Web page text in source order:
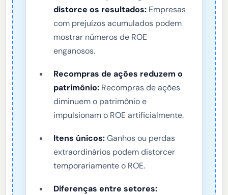
distorce os resultados: Empresas
com prejuízos acumulados podem
mostrar números de ROE
enganosos.
Recompras de ações reduzem o
patrimônio: Recompras de ações
diminuem o patrimônio e
impulsionam o ROE artificialmente.
Itens únicos:Ganhos ou perdas
extraordinários podem distorcer
temporariamente o ROE.
Diferenças entre setores: